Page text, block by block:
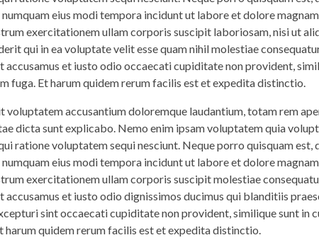
eius modi tempora incidunt ut labore et dolore
exercitationem ullam corporis suscipit laboriosam, nisi ut
qui in ea voluptate velit esse quam nihil molestiae
et iusto odio occaecati cupiditate non provident,
fuga. Et harum quidem rerum facilis est et expedita distinctio.
voluptatem accusantium doloremque laudantium, totam rem
dicta sunt explicabo. Nemo enim ipsam voluptatem quia
ratione voluptatem sequi nesciunt. Neque porro quisquam
eius modi tempora incidunt ut labore et dolore
exercitationem ullam corporis suscipit molestiae
et iusto odio dignissimos ducimus qui blanditiis
sint occaecati cupiditate non provident, similique sunt in
quidem rerum facilis est et expedita distinctio.